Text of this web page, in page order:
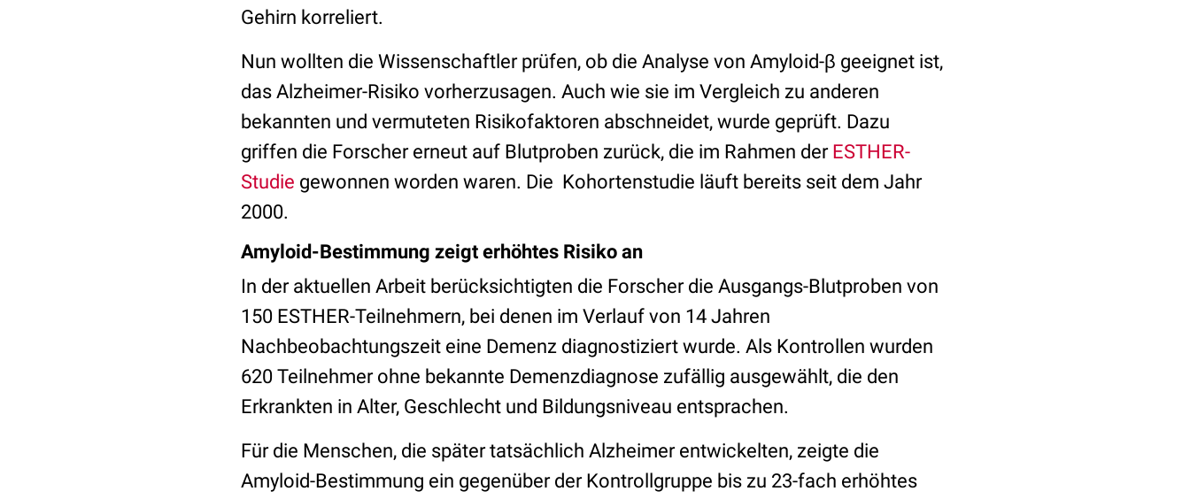
Gehirn korreliert.
Nun wollten die Wissenschaftler prüfen, ob die Analyse von Amyloid-β geeignet ist,
das Alzheimer-Risiko vorherzusagen. Auch wie sie im Vergleich zu anderen
bekannten und vermuteten Risikofaktoren abschneidet, wurde geprüft. Dazu
griffen die Forscher erneut auf Blutproben zurück, die im Rahmen der ESTHER-
Studie gewonnen worden waren. Die Kohortenstudie läuft bereits seit dem Jahr
2000.
Amyloid-Bestimmung zeigt erhöhtes Risiko an
In der aktuellen Arbeit berücksichtigten die Forscher die Ausgangs-Blutproben von
150 ESTHER-Teilnehmern, bei denen im Verlauf von 14 Jahren
Nachbeobachtungszeit eine Demenz diagnostiziert wurde. Als Kontrollen wurden
620 Teilnehmer ohne bekannte Demenzdiagnose zufällig ausgewählt, die den
Erkrankten in Alter, Geschlecht und Bildungsniveau entsprachen.
Für die Menschen, die später tatsächlich Alzheimer entwickelten, zeigte die
Amyloid-Bestimmung ein gegenüber der Kontrollgruppe bis zu 23-fach erhöhtes